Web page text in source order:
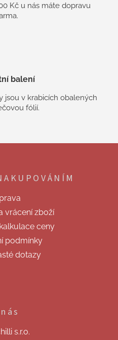
Kč u nás máte dopravu
balení
jsou v krabicích obalených
fólií.
vrácení zboží
ceny
podmínky
dotazy
s.r.o.